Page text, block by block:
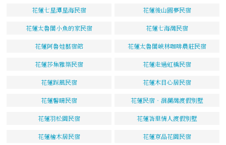
花蓮七星潭星海民宿 花蓮後山圓夢民宿
花蓮太魯閣小魚的家民宿 花蓮七海灣民宿
花蓮阿魯娃藝宿館 花蓮太魯閣峽林咖啡農莊民宿
花蓮莎集雅築民宿 花蓮走過虹橋民宿
花蓮踩風民宿 花蓮木目心居民宿
花蓮馨晴民宿 花蓮民宿‧洄瀾灣渡假別墅
花蓮羽松園民宿 花蓮峇里情人渡假別墅
花蓮檜木居民宿 花蓮京品花園民宿